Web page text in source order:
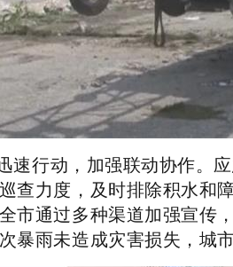
速行动，加强联动协作。
查力度，及时排除积水和
市通过多种渠道加强宣传
暴雨未造成灾害损失，城